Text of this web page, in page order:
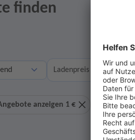
finden
Ladenpreis
anzeigen 1 € Ohne